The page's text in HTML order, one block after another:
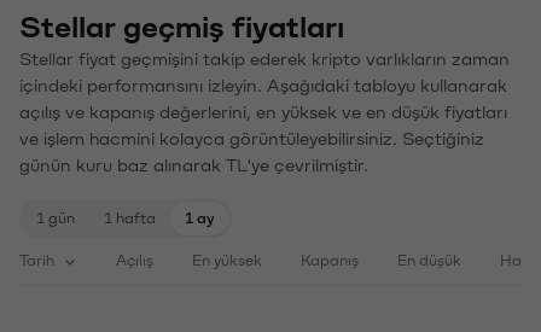
Stellar geçmiş fiyatları
Stellar fiyat geçmişini takip ederek kripto varlıkların zaman
içindeki performansını izleyin. Aşağıdaki tabloyu kullanarak
açılış ve kapanış değerlerini, en yüksek ve en düşük fiyatları
ve işlem hacmini kolayca görüntüleyebilirsiniz. Seçtiğiniz
günün kuru baz alınarak TL'ye çevrilmiştir.
1 gün 1 hafta 1 ay
Tarih Açılış En yüksek Kapanış En düşük